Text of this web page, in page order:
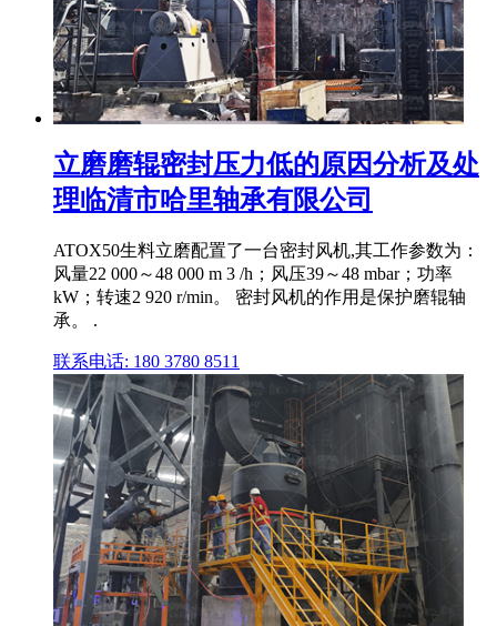
立磨磨辊密封压力低的原因分析及处
理临清市哈里轴承有限公司
ATOX50生料立磨配置了一台密封风机,其工作参数为：
风量22 000～48 000 m 3 /h；风压39～48 mbar；功率
kW；转速2 920 r/min。 密封风机的作用是保护磨辊轴
承。 .
联系电话: 180 3780 8511